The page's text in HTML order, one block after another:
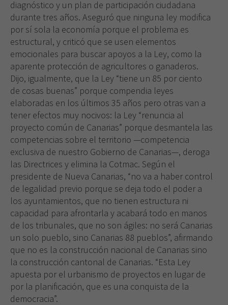
diagnóstico y un plan de participación ciudadana
durante tres años. Aseguró que ninguna ley modifica
por sí sola la economía porque el problema es
estructural, y criticó que se usen elementos
emocionales para buscar apoyos a la Ley, como la
aparente protección de agricultores o ganaderos.
Dijo, igualmente, que la Ley “tiene un 85 por ciento
de cosas buenas” porque compendia leyes
elaboradas en los últimos 35 años pero otras van a
tener efectos muy nocivos: la Ley “renuncia al
proyecto común de Canarias” porque desmantela las
competencias sobre el territorio —competencia
exclusiva de nuestro Gobierno de Canarias—, deroga
las Directrices y elimina la Cotmac. Según el
presidente de Nueva Canarias, “no va a haber control
de legalidad previo porque se deja todo el poder a
los ayuntamientos, que no tienen estructura ni
capacidad para afrontarla y acabará todo en manos
de los tribunales, que no son ágiles: no será Canarias
un solo pueblo, sino Canarias 88 pueblos”, afirmando
que no es la construcción nacional de Canarias sino
la construcción cantonal de Canarias. “Esta Ley
apuesta por el urbanismo de proyectos en lugar de
por la planificación, que es una conquista de la
democracia”.